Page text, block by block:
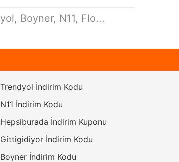
Trendyol İndirim Kodu
N11 İndirim Kodu
Hepsiburada İndirim Kuponu
Gittigidiyor İndirim Kodu
Boyner İndirim Kodu